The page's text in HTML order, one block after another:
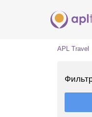
APL Travel